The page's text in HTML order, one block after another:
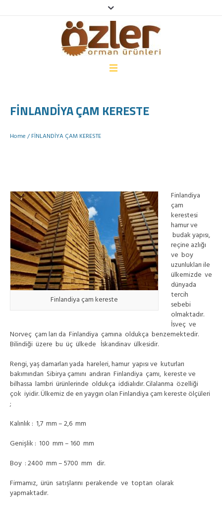
FİNLANDİYA ÇAM KERESTE
Home / FİNLANDİYA ÇAM KERESTE
Finlandiya çam kereste
Finlandiya
çam
kerestesi
hamur ve
budak yapısı,
reçine azlığı
ve boy
uzunlukları ile
ülkemizde ve
dünyada
tercih
sebebi
olmaktadır.
İsveç ve
Norveç çam ları da Finlandiya çamına oldukça benzemektedir.
Bilindiği üzere bu üç ülkede İskandinav ülkesidir.
Rengi, yaş damarları yada hareleri, hamur yapısı ve kuturları
bakımından Sibirya çamını andıran Finlandiya çamı, kereste ve
bilhassa lambri ürünlerinde oldukça iddialıdır. Cilalanma özelliği
çok iyidir. Ülkemiz de en yaygın olan Finlandiya çam kereste ölçüleri
;
Kalınlık : 1,7 mm – 2,6 mm
Genişlik : 100 mm – 160 mm
Boy : 2400 mm – 5700 mm dir.
Firmamız, ürün satışlarını perakende ve toptan olarak
yapmaktadır.